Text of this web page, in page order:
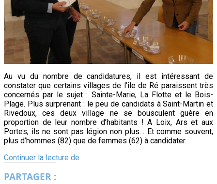
Au vu du nombre de candidatures, il est intéressant de
constater que certains villages de l’île de Ré paraissent très
concernés par le sujet : Sainte-Marie, La Flotte et le Bois-
Plage. Plus surprenant : le peu de candidats à Saint-Martin et
Rivedoux, ces deux village ne se bousculent guère en
proportion de leur nombre d’habitants ! A Loix, Ars et aux
Portes, ils ne sont pas légion non plus… Et comme souvent,
plus d’hommes (82) que de femmes (62) à candidater.
Continuer la lecture de
PARTAGER :